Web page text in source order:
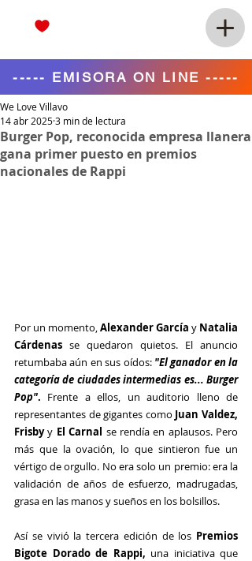
----- EMISORA ON LINE -----
Burger Pop, reconocida empresa llanera
gana primer puesto en premios
nacionales de Rappi
We Love Villavo
14 abr 20253 min de lectura
Por un momento, Alexander García y Natalia
Cárdenas se quedaron quietos. El anuncio
retumbaba aún en sus oídos: "El ganador en la
categoría de ciudades intermedias es... Burger
Pop". Frente a ellos, un auditorio lleno de
representantes de gigantes como Juan Valdez,
Frisby y El Carnal se rendía en aplausos. Pero
más que la ovación, lo que sintieron fue un
vértigo de orgullo. No era solo un premio: era la
validación de años de esfuerzo, madrugadas,
grasa en las manos y sueños en los bolsillos.
Así se vivió la tercera edición de los Premios
Bigote Dorado de Rappi, una iniciativa que